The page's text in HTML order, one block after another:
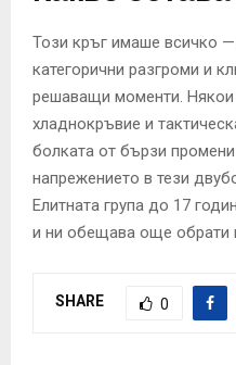
Този кръг имаше всичко
категорични разгроми и
решаващи моменти. Някои
хладнокръвие и
болката от бързи
напрежението в тези
Елитната група до 17
и ни обещава още обрати
SHARE 0